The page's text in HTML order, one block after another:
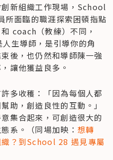
新組織工作現場，School
所面臨的職涯探索困頓指點
coach（教練）不同，
生導師，是引導你的角
後，也仍然和導師陳一強
讓他獲益良多。
多收穫：「因為每個人都
助，創造良性的互動。」
集合起來，可創造很大的
系。（同場加映： 想轉
？到School 28 遇見專屬